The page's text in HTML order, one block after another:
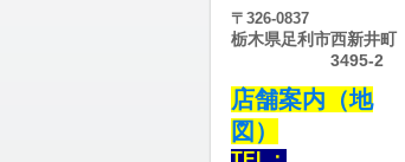
〒 326-0837
栃木県足利市西新井町
3495-2
店舗案内（地
図）